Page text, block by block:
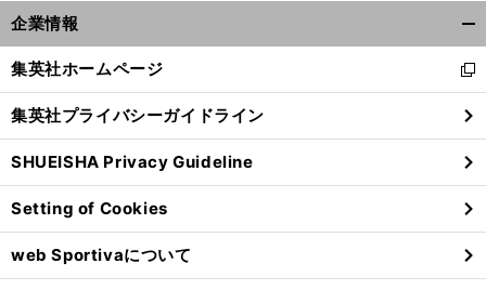
企業情報
閉
る
集英社ホームページ
新
し
い
ウ
ィ
ン
ド
ウ
で
開
集英社プライバシーガイドライン
SHUEISHA Privacy Guideline
Setting of Cookies
web Sportivaについて